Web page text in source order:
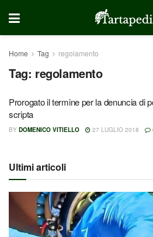
Home Tag regolamento
Tag: regolamento
Prorogato il termine per la denuncia di
scripta
BY DOMENICO VITIELLO 27 LUGLIO 2018
Ultimi articoli